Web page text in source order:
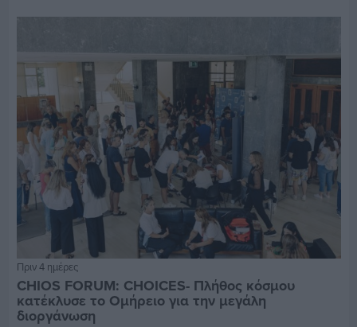
Πριν 4 ημέρες
CHIOS FORUM: CHOICES- Πλήθος κόσμου
κατέκλυσε το Ομήρειο για την μεγάλη
διοργάνωση